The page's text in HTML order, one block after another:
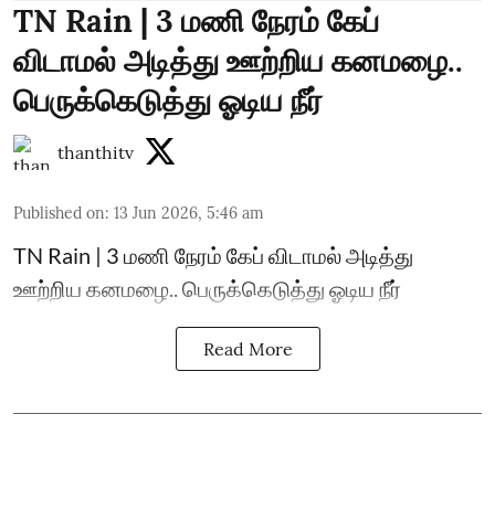
TN Rain | 3 மணி நேரம் கேப்
விடாமல் அடித்து ஊற்றிய கனமழை..
பெருக்கெடுத்து ஓடிய நீர்
thanthitv
Published on: 13 Jun 2026, 5:46 am
TN Rain | 3 மணி நேரம் கேப் விடாமல் அடித்து
ஊற்றிய கனமழை.. பெருக்கெடுத்து ஓடிய நீர்
Read More